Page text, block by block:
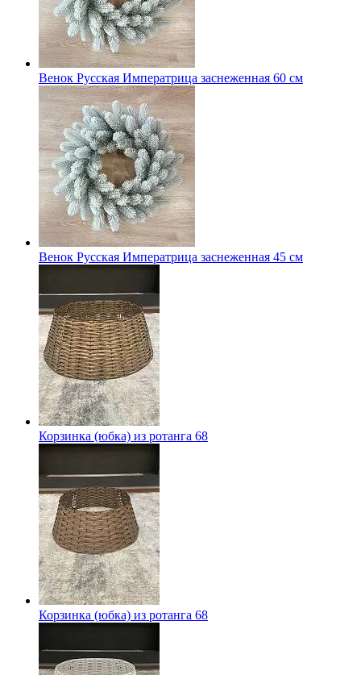
Венок Русская Императрица заснеженная 60 см
Венок Русская Императрица заснеженная 45 см
Корзинка (юбка) из ротанга 68
Корзинка (юбка) из ротанга 68